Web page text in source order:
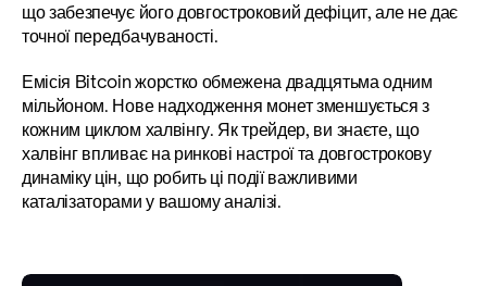
що забезпечує його довгостроковий дефіцит, але не дає
точної передбачуваності.
Емісія Bitcoin жорстко обмежена двадцятьма одним
мільйоном. Нове надходження монет зменшується з
кожним циклом халвінгу. Як трейдер, ви знаєте, що
халвінг впливає на ринкові настрої та довгострокову
динаміку цін, що робить ці події важливими
каталізаторами у вашому аналізі.